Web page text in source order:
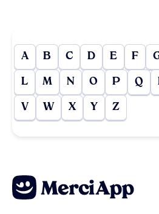
A B C D E F
L M N O P Q
V W X Y Z